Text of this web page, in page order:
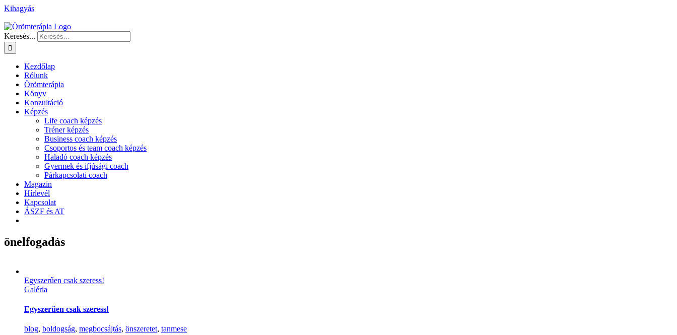
Kihagyás
Keresés...
Kezdőlap
Rólunk
Örömterápia
Könyv
Konzultáció
Képzés
Life coach képzés
Tréner képzés
Business coach képzés
Csoportos és team coach képzés
Haladó coach képzés
Gyermek és ifjúsági coach
Párkapcsolati coach
Magazin
Hírlevél
Kapcsolat
ÁSZF és AT
önelfogadás
Egyszerűen csak szeress!
Galéria
Egyszerűen csak szeress!
blog, boldogság, megbocsájtás, önszeretet, tanmese